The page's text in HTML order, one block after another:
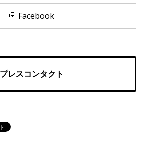
Facebook
プレスコンタクト